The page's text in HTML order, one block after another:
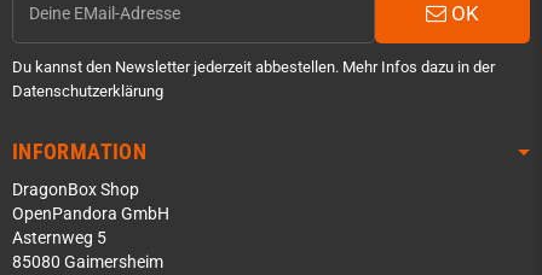
OK
Du kannst den Newsletter jederzeit abbestellen. Mehr Infos dazu in der
Datenschutzerklärung
INFORMATION
DragonBox Shop
OpenPandora GmbH
Asternweg 5
85080 Gaimersheim